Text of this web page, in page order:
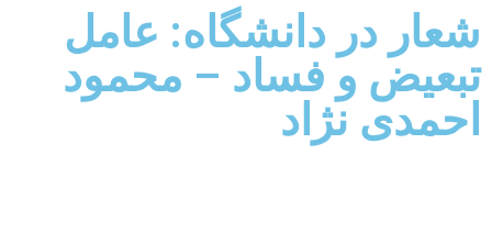
شعار در دانشگاه: عامل
تبعیض و فساد – محمود
احمدی نژاد